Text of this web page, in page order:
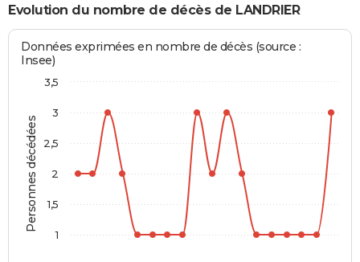
Evolution du nombre de décès de LANDRIER
Personnes décédées
Données exprimées en nombre de décès (source :
Insee)
1
1,5
2
2,5
3
3,5